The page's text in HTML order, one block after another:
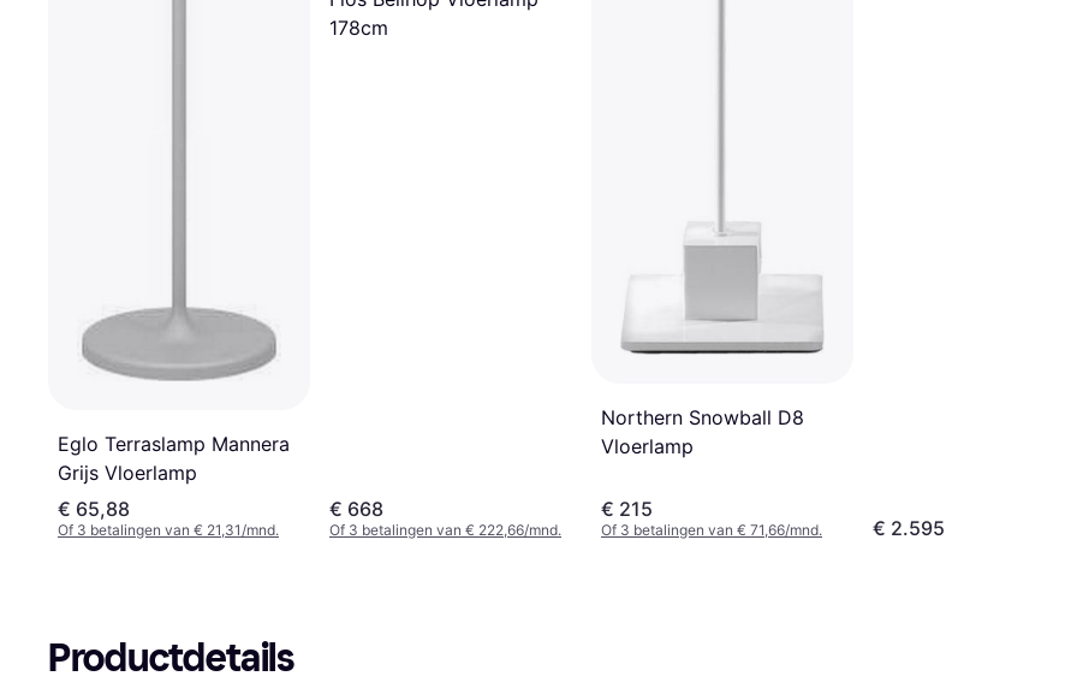
Eglo Terraslamp Mannera
Grijs Vloerlamp
€ 65,88
Of 3 betalingen van € 21,31/mnd.
178cm
€ 668
Of 3 betalingen van € 222,66/mnd.
Northern Snowball D8
Vloerlamp
€ 215
Of 3 betalingen van € 71,66/mnd. € 2.595
Productdetails